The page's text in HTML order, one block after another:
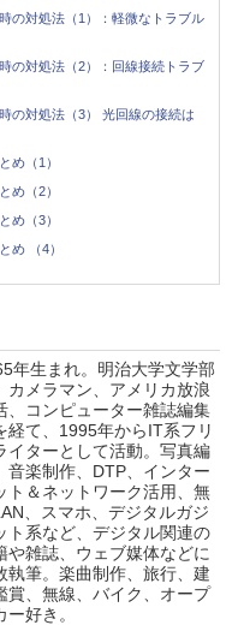
の対処法（1）：軽微なトラブル
の対処法（2）：回線接続トラブ
の対処法（3） 光回線の接続は
め（1）
め（2）
め（3）
め （4）
年生まれ。明治大学文学部
カメラマン、アメリカ放浪
、コンピューター雑誌編集
経て、1995年からIT系フリ
イターとして活動。写真編
音楽制作、DTP、インター
ト＆ネットワーク活用、無
、スマホ、デジタルガジ
ト系など、デジタル関連の
や雑誌、ウェブ媒体などに
執筆。楽曲制作、旅行、建
賞、無線、バイク、オープ
ー好き。